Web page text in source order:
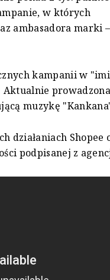
w których
ambasadora marki –
kampanii w
Aktualnie
muzykę
działaniach Shopee
podpisanej z